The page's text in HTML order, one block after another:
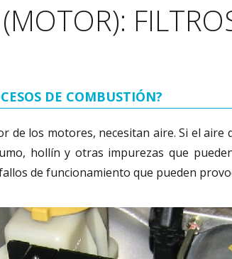
DE COMBUSTIÓN?
de los motores, necesitan aire. Si el
hollín y otras impurezas que
de funcionamiento que pueden